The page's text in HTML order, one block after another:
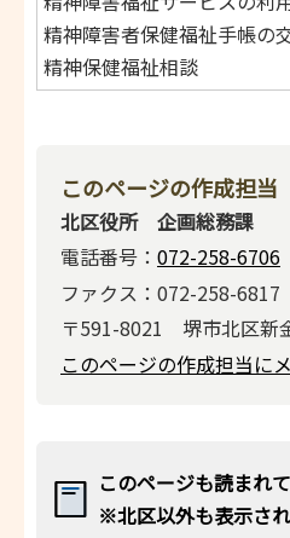
精神障害者保健福祉手帳の
精神保健福祉相談
このページの作成担当
北区役所 企画総務課
電話番号： 072-258-6706
ファクス：072-258-6817
〒591-8021 堺市北区新
このページの作成担当に
このページも読まれ
※北区以外も表示さ